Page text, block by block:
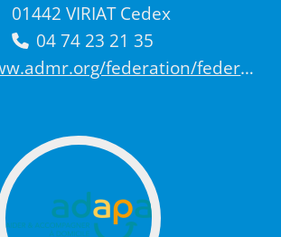
01442 VIRIAT Cedex
04 74 23 21 35
http://www.admr.org/federation/federation-admr-de-l-ain